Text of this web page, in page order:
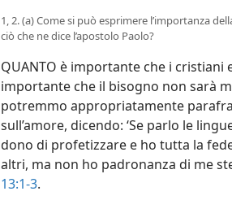
1, 2. (a) Come si può esprimere l’importanza
ciò che ne dice l’apostolo Paolo?
QUANTO è importante che i cristiani
importante che il bisogno non sarà
potremmo appropriatamente
sull’amore, dicendo: ‘Se parlo le
dono di profetizzare e ho tutta la
altri, ma non ho padronanza di me
13:1-3.